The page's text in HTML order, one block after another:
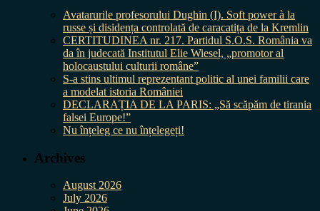
Avatarurile profesorului Dughin (I). Soft power à la
russe și disidența controlată de caracatița de la Kremlin
CERTITUDINEA nr. 217. Partidul S.O.S. România va
da în judecată Institutul Elie Wiesel, „promotor al
holocaustului culturii române”
S-a stins ultimul reprezentant politic al unei familii care
a modelat istoria României
DECLARAȚIA DE LA PARIS: „Să scăpăm de tirania
falsei Europe!”
Nu înțeleg ce nu înțelegeți!
Archives
August 2026
July 2026